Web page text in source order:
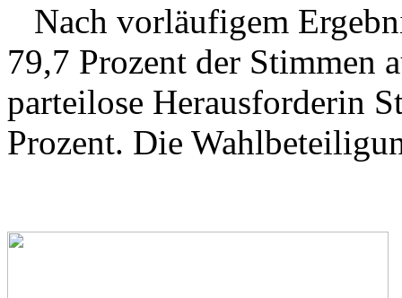
Nach vorläufigem
79,7 Prozent der Stimmen
parteilose Herausforderin
Prozent. Die